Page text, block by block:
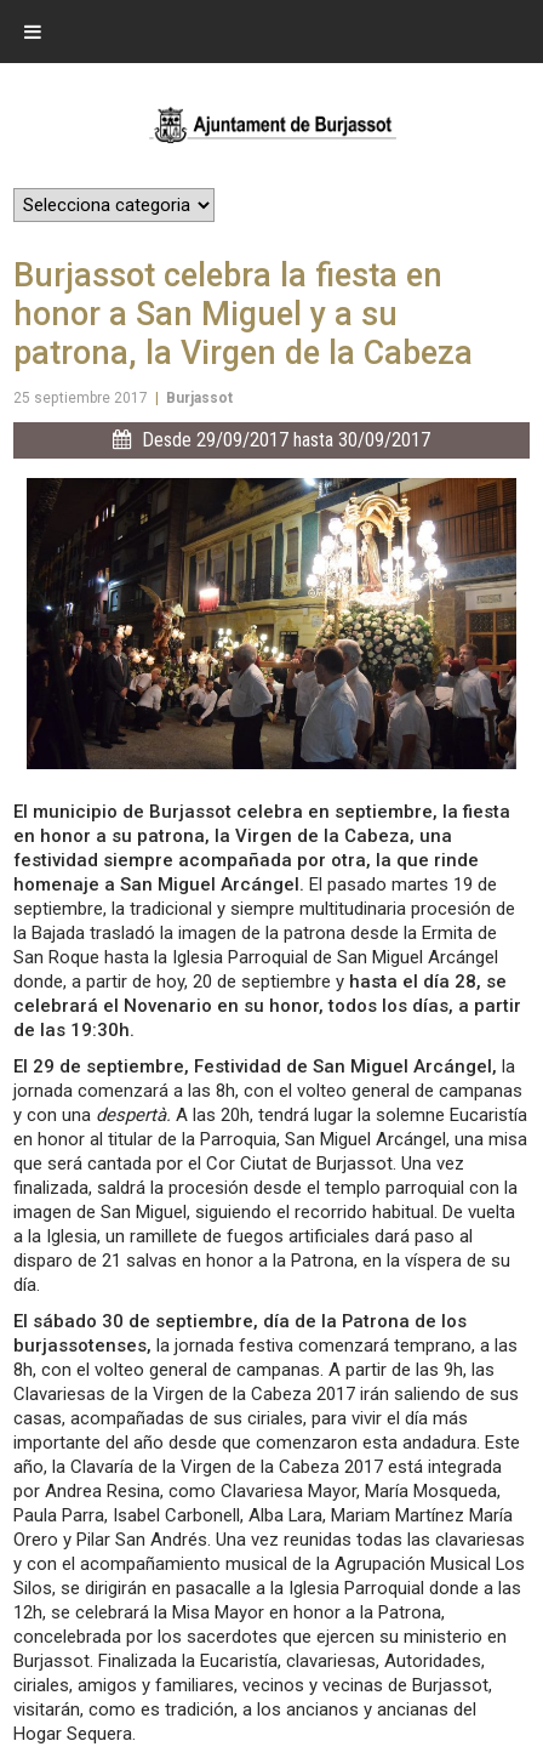
Burjassot celebra la fiesta en
honor a San Miguel y a su
patrona, la Virgen de la Cabeza
25 septiembre 2017 Burjassot
Desde 29/09/2017 hasta 30/09/2017
El municipio de Burjassot celebra en septiembre, la fiesta
en honor a su patrona, la Virgen de la Cabeza, una
festividad siempre acompañada por otra, la que rinde
homenaje a San Miguel Arcángel. El pasado martes 19 de
septiembre, la tradicional y siempre multitudinaria procesión de
la Bajada trasladó la imagen de la patrona desde la Ermita de
San Roque hasta la Iglesia Parroquial de San Miguel Arcángel
donde, a partir de hoy, 20 de septiembre y hasta el día 28, se
celebrará el Novenario en su honor, todos los días, a partir
de las 19:30h.
El 29 de septiembre, Festividad de San Miguel Arcángel, la
jornada comenzará a las 8h, con el volteo general de campanas
y con una despertà.A las 20h, tendrá lugar la solemne Eucaristía
en honor al titular de la Parroquia, San Miguel Arcángel, una misa
que será cantada por el Cor Ciutat de Burjassot. Una vez
finalizada, saldrá la procesión desde el templo parroquial con la
imagen de San Miguel, siguiendo el recorrido habitual. De vuelta
a la Iglesia, un ramillete de fuegos artificiales dará paso al
disparo de 21 salvas en honor a la Patrona, en la víspera de su
día.
El sábado 30 de septiembre, día de la Patrona de los
burjassotenses, la jornada festiva comenzará temprano, a las
8h, con el volteo general de campanas. A partir de las 9h, las
Clavariesas de la Virgen de la Cabeza 2017 irán saliendo de sus
casas, acompañadas de sus ciriales, para vivir el día más
importante del año desde que comenzaron esta andadura. Este
año, la Clavaría de la Virgen de la Cabeza 2017 está integrada
por Andrea Resina, como Clavariesa Mayor, María Mosqueda,
Paula Parra, Isabel Carbonell, Alba Lara, Mariam Martínez María
Orero y Pilar San Andrés. Una vez reunidas todas las clavariesas
y con el acompañamiento musical de la Agrupación Musical Los
Silos, se dirigirán en pasacalle a la Iglesia Parroquial donde a las
12h, se celebrará la Misa Mayor en honor a la Patrona,
concelebrada por los sacerdotes que ejercen su ministerio en
Burjassot. Finalizada la Eucaristía, clavariesas, Autoridades,
ciriales, amigos y familiares, vecinos y vecinas de Burjassot,
visitarán, como es tradición, a los ancianos y ancianas del
Hogar Sequera.